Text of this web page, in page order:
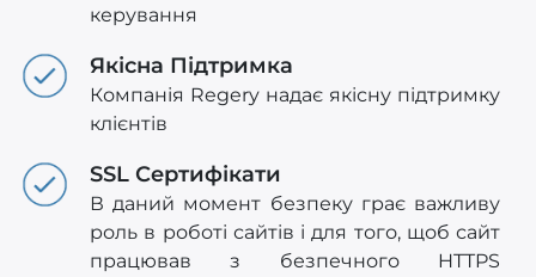
керування
Якісна Підтримка
Компанія Regery надає якісну підтримку
клієнтів
SSL Сертифікати
В даний момент безпеку грає важливу
роль в роботі сайтів і для того, щоб сайт
працював з безпечного HTTPS